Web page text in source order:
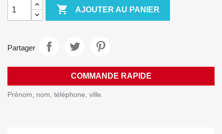
 AJOUTER AU PANIER
Partager
COMMANDE RAPIDE
Prénom, nom, téléphone, ville.